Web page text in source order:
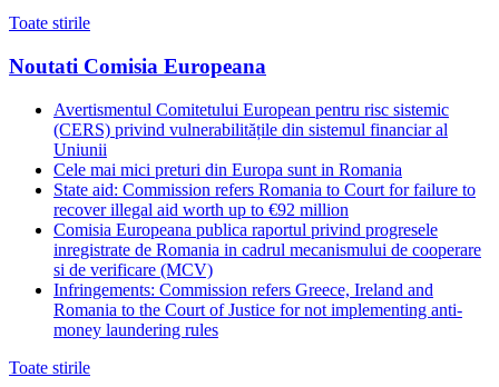
Toate stirile
Noutati Comisia Europeana
Avertismentul Comitetului European pentru risc sistemic
(CERS) privind vulnerabilitățile din sistemul financiar al
Uniunii
Cele mai mici preturi din Europa sunt in Romania
State aid: Commission refers Romania to Court for failure to
recover illegal aid worth up to €92 million
Comisia Europeana publica raportul privind progresele
inregistrate de Romania in cadrul mecanismului de cooperare
si de verificare (MCV)
Infringements: Commission refers Greece, Ireland and
Romania to the Court of Justice for not implementing anti-
money laundering rules
Toate stirile